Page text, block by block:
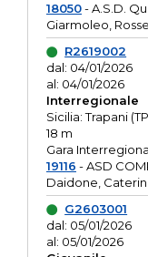
18050- A.S.D.
Giarmoleo,
R2619002
dal: 04/01/2026
al: 04/01/2026
Interregionale
Sicilia: Trapani
18 m
Gara
19116 - ASD
Daidone,
G2603001
dal: 05/01/2026
al: 05/01/2026